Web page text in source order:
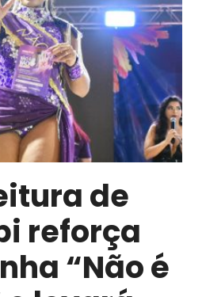
de
reforça
“Não é